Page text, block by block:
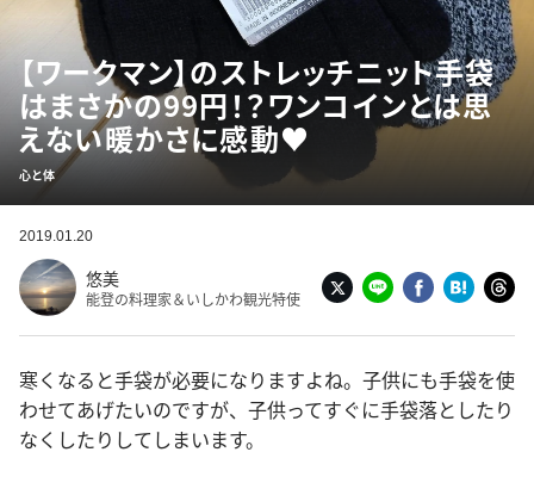
【ワークマン】のストレッチニット手袋
はまさかの99円！？ワンコインとは思
えない暖かさに感動♥
心と体
2019.01.20
悠美
能登の料理家＆いしかわ観光特使
寒くなると手袋が必要になりますよね。子供にも手袋を使
わせてあげたいのですが、子供ってすぐに手袋落としたり
なくしたりしてしまいます。